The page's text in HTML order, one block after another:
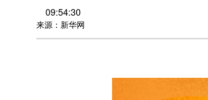
09:54:30
来源：新华网